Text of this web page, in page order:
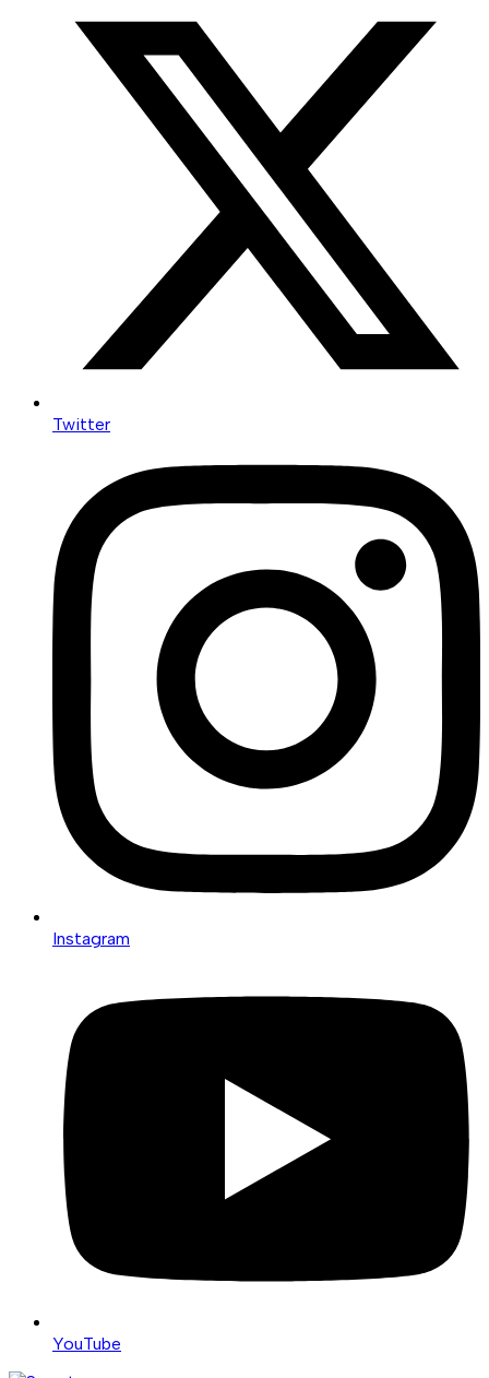
Twitter
Instagram
YouTube